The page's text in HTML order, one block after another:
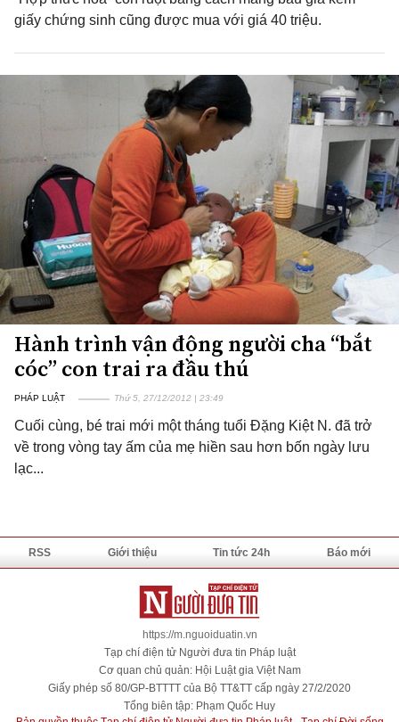
giấy chứng sinh cũng được mua với giá 40 triệu.
Hành trình vận động người cha “bắt
cóc” con trai ra đầu thú
PHÁP LUẬT Thứ 5, 27/12/2012 | 23:49
Cuối cùng, bé trai mới một tháng tuổi Đặng Kiệt N. đã trở
về trong vòng tay ấm của mẹ hiền sau hơn bốn ngày lưu
lạc...
RSS Giới thiệu Tin tức 24h Báo mới
https://m.nguoiduatin.vn
Tạp chí điện tử Người đưa tin Pháp luật
Cơ quan chủ quản: Hội Luật gia Việt Nam
Giấy phép số 80/GP-BTTTT của Bộ TT&TT cấp ngày 27/2/2020
Tổng biên tập: Phạm Quốc Huy